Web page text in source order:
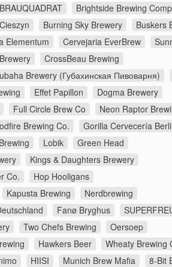
BRAUQUADRAT
Brightside Brewing
Burning Sky Brewery
Buskers
Elementum Cervejaria EverBrew
CrossBeau Brewing
Brewery (Губахинская Пивоварня)
Effet Papillon
Dogma Brewery
Full Circle Brew Co
Neon Raptor
Brewing Co.
Gorilla Cervecería
Lobik
Green Head
Kings & Daughters Brewery
Co.
Hop Hooligans
Kapusta Brewing
Nerdbrewing
Fanø Bryghus
Two Chefs Brewing
Oersoep
Hawkers Beer
Wheaty Brewing
HIISI Munich Brew Mafia
8-Bit